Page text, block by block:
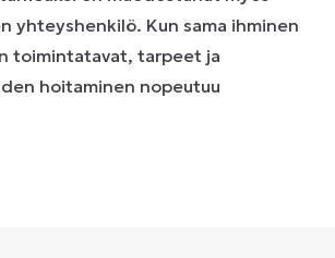
yhteyshenkilö. Kun sama ihminen
toimintatavat, tarpeet ja
hoitaminen nopeutuu